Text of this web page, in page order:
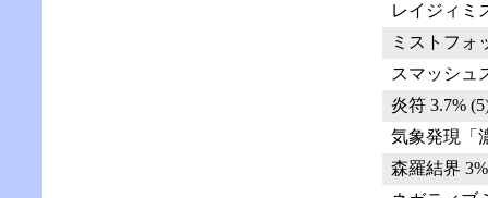
レイジィミ
ミストフォ
スマッシュ
炎符 3.7%
気象発現「
森羅結界